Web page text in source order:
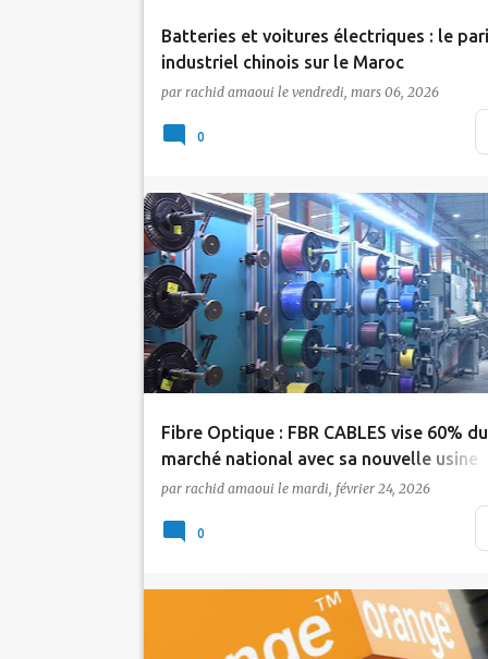
Batteries et voitures électriques : le pari
industriel chinois sur le Maroc
l'industrie automobile mondiale, en
par rachid amaoui le vendredi, mars 06, 2026
0
Fibre Optique : FBR CABLES vise 60% du
marché national avec sa nouvelle usine
C'est un tournant industriel majeur qui
joué lund 23 février à Berrechid. En
par rachid amaoui le mardi, février 24, 2026
Actualité Fibre Optique Tic Maroc
0
Orange
Promotions Orange Maroc
Tic Maroc